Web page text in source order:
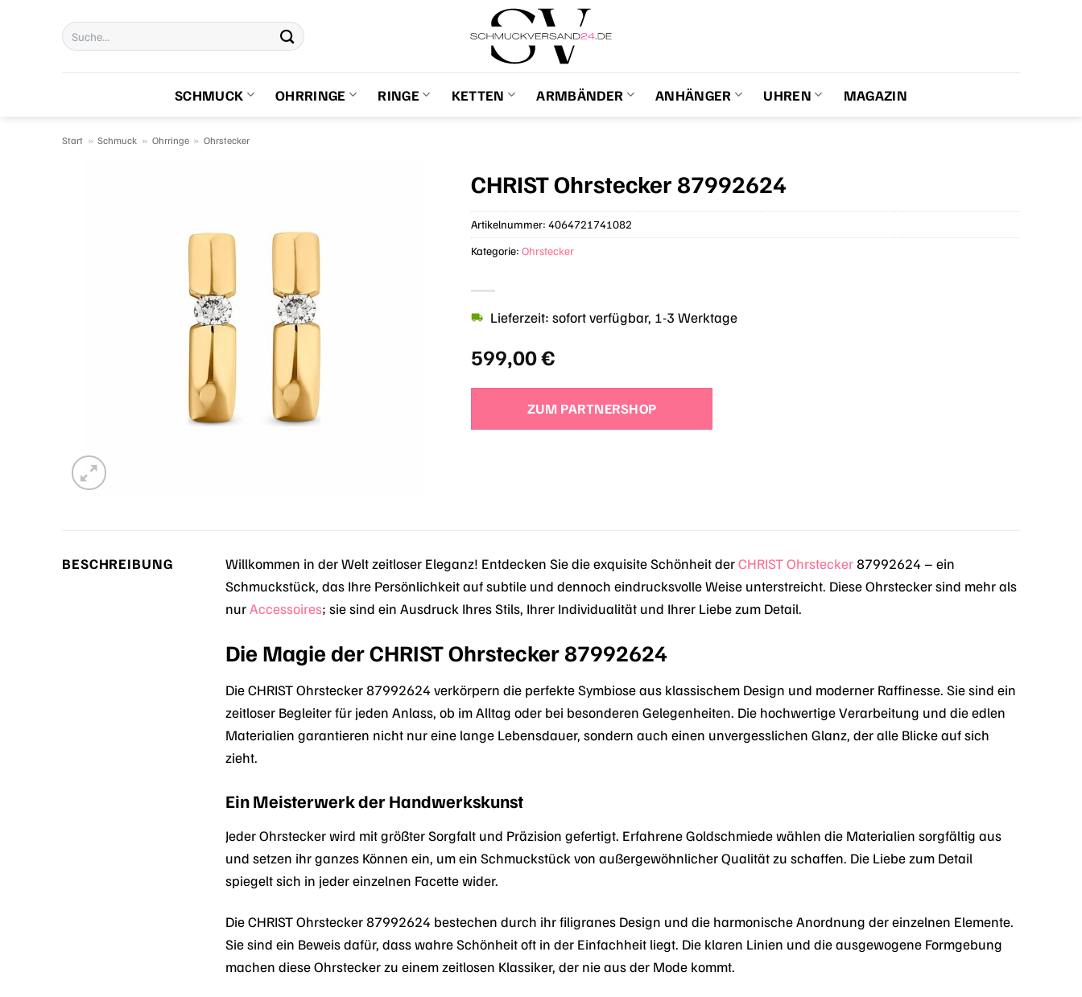
Suchen
nach:
SCHMUCK OHRRINGE RINGE KETTEN ARMBÄNDER ANHÄNGER UHREN MAGAZIN
Start » Schmuck » Ohrringe » Ohrstecker
CHRIST Ohrstecker 87992624
599,00€
Lieferzeit: sofort verfügbar, 1-3 Werktage
ZUM PARTNERSHOP
Artikelnummer:4064721741082
Kategorie:Ohrstecker
BESCHREIBUNG Willkommen in der Welt zeitloser Eleganz! Entdecken Sie die exquisite Schönheit derCHRISTOhrstecker87992624 – ein
Schmuckstück, das Ihre Persönlichkeit auf subtile und dennoch eindrucksvolle Weise unterstreicht. Diese Ohrstecker sind mehr als
nurAccessoires; sie sind ein Ausdruck Ihres Stils, Ihrer Individualität und Ihrer Liebe zum Detail.
Die Magie der CHRIST Ohrstecker 87992624
Die CHRIST Ohrstecker 87992624 verkörpern die perfekte Symbiose aus klassischem Design und moderner Raffinesse. Sie sind ein
zeitloser Begleiter für jeden Anlass, ob im Alltag oder bei besonderen Gelegenheiten. Die hochwertige Verarbeitung und die edlen
Materialien garantieren nicht nur eine lange Lebensdauer, sondern auch einen unvergesslichen Glanz, der alle Blicke auf sich
zieht.
Ein Meisterwerk der Handwerkskunst
Jeder Ohrstecker wird mit größter Sorgfalt und Präzision gefertigt. Erfahrene Goldschmiede wählen die Materialien sorgfältig aus
und setzen ihr ganzes Können ein, um ein Schmuckstück von außergewöhnlicher Qualität zu schaffen. Die Liebe zum Detail
spiegelt sich in jeder einzelnen Facette wider.
Die CHRIST Ohrstecker 87992624 bestechen durch ihr filigranes Design und die harmonische Anordnung der einzelnen Elemente.
Sie sind ein Beweis dafür, dass wahre Schönheit oft in der Einfachheit liegt. Die klaren Linien und die ausgewogene Formgebung
machen diese Ohrstecker zu einem zeitlosen Klassiker, der nie aus der Mode kommt.